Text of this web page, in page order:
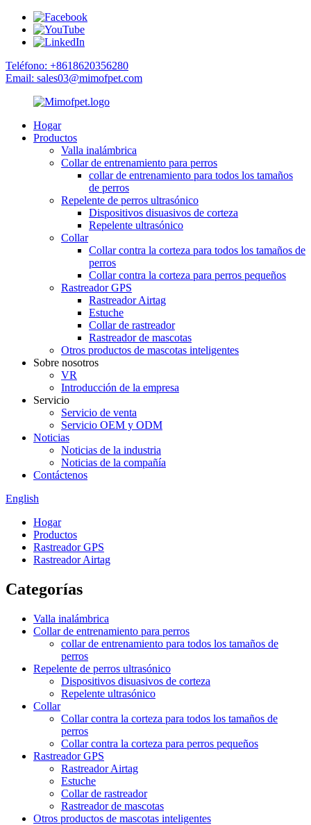
Teléfono: +8618620356280
Email: sales03@mimofpet.com
Hogar
Productos
Valla inalámbrica
Collar de entrenamiento para perros
collar de entrenamiento para todos los tamaños
de perros
Repelente de perros ultrasónico
Dispositivos disuasivos de corteza
Repelente ultrasónico
Collar
Collar contra la corteza para todos los tamaños de
perros
Collar contra la corteza para perros pequeños
Rastreador GPS
Rastreador Airtag
Estuche
Collar de rastreador
Rastreador de mascotas
Otros productos de mascotas inteligentes
Sobre nosotros
VR
Introducción de la empresa
Servicio
Servicio de venta
Servicio OEM y ODM
Noticias
Noticias de la industria
Noticias de la compañía
Contáctenos
English
Hogar
Productos
Rastreador GPS
Rastreador Airtag
Categorías
Valla inalámbrica
Collar de entrenamiento para perros
collar de entrenamiento para todos los tamaños de
perros
Repelente de perros ultrasónico
Dispositivos disuasivos de corteza
Repelente ultrasónico
Collar
Collar contra la corteza para todos los tamaños de
perros
Collar contra la corteza para perros pequeños
Rastreador GPS
Rastreador Airtag
Estuche
Collar de rastreador
Rastreador de mascotas
Otros productos de mascotas inteligentes